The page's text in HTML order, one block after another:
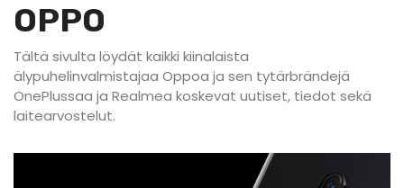
OPPO
Tältä sivulta löydät kaikki kiinalaista
älypuhelinvalmistajaa Oppoa ja sen tytärbrändejä
OnePlussaa ja Realmea koskevat uutiset, tiedot sekä
laitearvostelut.